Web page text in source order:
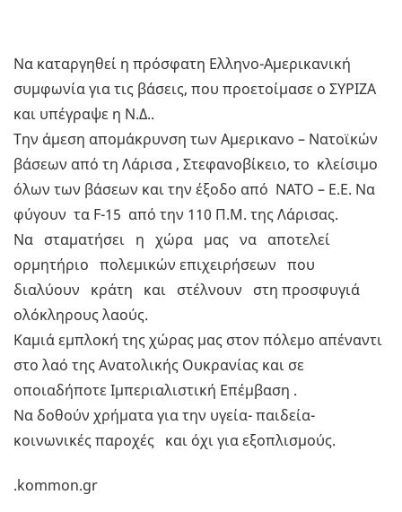
Να καταργηθεί η πρόσφατη Ελληνο-Αμερικανική
συμφωνία για τις βάσεις, που προετοίμασε ο ΣΥΡΙΖΑ
και υπέγραψε η Ν.Δ..
Την άμεση απομάκρυνση των Αμερικανο – Νατοϊκών
βάσεων από τη Λάρισα , Στεφανοβίκειο, το κλείσιμο
όλων των βάσεων και την έξοδο από ΝΑΤΟ – Ε.Ε. Να
φύγουν τα F-15 από την 110 Π.M. της Λάρισας.
Να σταματήσει η χώρα μας να αποτελεί
ορμητήριο πολεμικών επιχειρήσεων που
διαλύουν κράτη και στέλνουν στη προσφυγιά
ολόκληρους λαούς.
Καμιά εμπλοκή της χώρας μας στον πόλεμο απέναντι
στο λαό της Ανατολικής Ουκρανίας και σε
οποιαδήποτε Ιμπεριαλιστική Επέμβαση .
Να δοθούν χρήματα για την υγεία- παιδεία-
κοινωνικές παροχές και όχι για εξοπλισμούς.
.kommon.gr